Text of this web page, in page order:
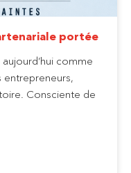
portée
comme
entrepreneurs,
Consciente de